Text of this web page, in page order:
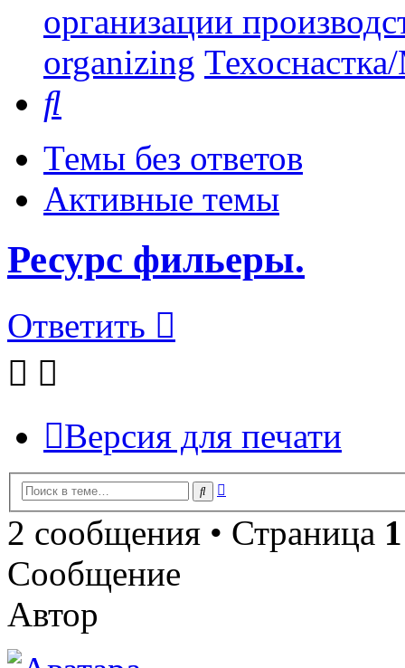
организации
organizing
Темы без ответов
Активные темы
Ресурс фильеры.
Ответить
Версия для печати
Поиск
2 сообщения • Страница 1
Сообщение
Автор